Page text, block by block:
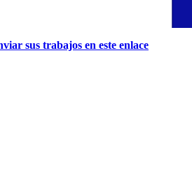
sus trabajos en este enlace